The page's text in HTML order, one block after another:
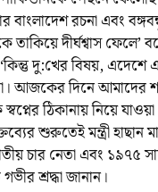
বাংলাদেশ রচনা এবং
দীর্ঘশ্বাস ফেলে’
দু:খের বিষয়, এদেশে
আজকের দিনে আমাদের
ঠিকানায় নিয়ে
শুরুতেই মন্ত্রী হাছান
চার নেতা এবং ১৯৭৫
শ্রদ্ধা জানান।